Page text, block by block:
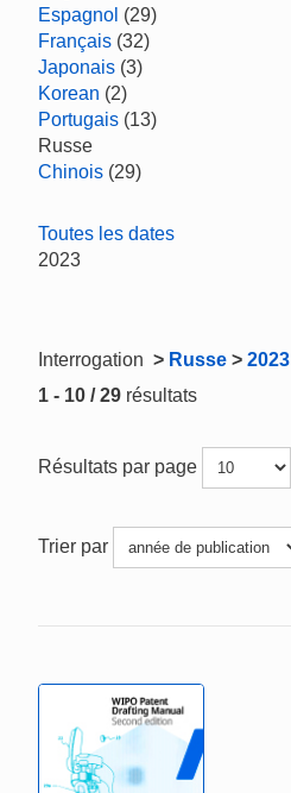
Espagnol (29)
Français (32)
Japonais (3)
Korean (2)
Portugais (13)
Russe
Chinois (29)
Toutes les dates
2023
Interrogation > Russe > 2023
1 - 10 / 29 résultats
Résultats par page
Trier par